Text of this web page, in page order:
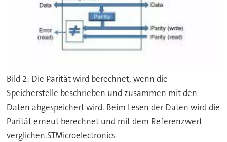
Bild 2: Die Parität wird berechnet, wenn die
Speicherstelle beschrieben und zusammen mit den
Daten abgespeichert wird. Beim Lesen der Daten wird die
Parität erneut berechnet und mit dem Referenzwert
verglichen.STMicroelectronics